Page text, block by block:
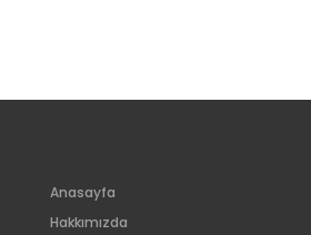
Anasayfa
Hakkımızda